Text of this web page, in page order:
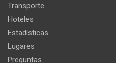
Transporte
Hoteles
Estadísticas
Lugares
Preguntas